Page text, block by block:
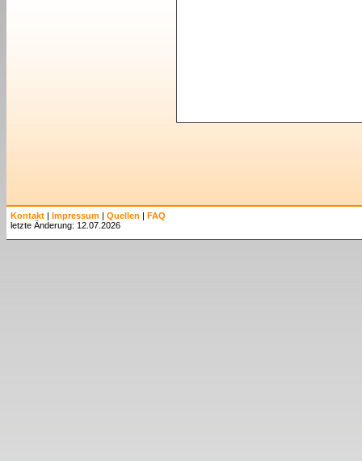
Kontakt | Impressum | Quellen | FAQ
letzte Änderung: 12.07.2026